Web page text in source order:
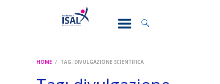
HOME TAG: DIVULGAZIONE SCIENTIFICA
CONOSCI IL
DOLORE
RICERCA